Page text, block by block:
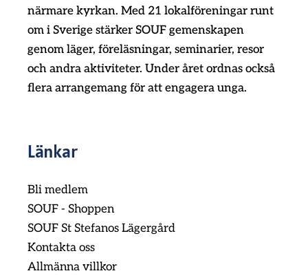
närmare kyrkan. Med 21 lokalföreningar runt
om i Sverige stärker SOUF gemenskapen
genom läger, föreläsningar, seminarier, resor
och andra aktiviteter. Under året ordnas också
flera arrangemang för att engagera unga.
Länkar
Bli medlem
SOUF - Shoppen
SOUF St Stefanos Lägergård
Kontakta oss
Allmänna villkor